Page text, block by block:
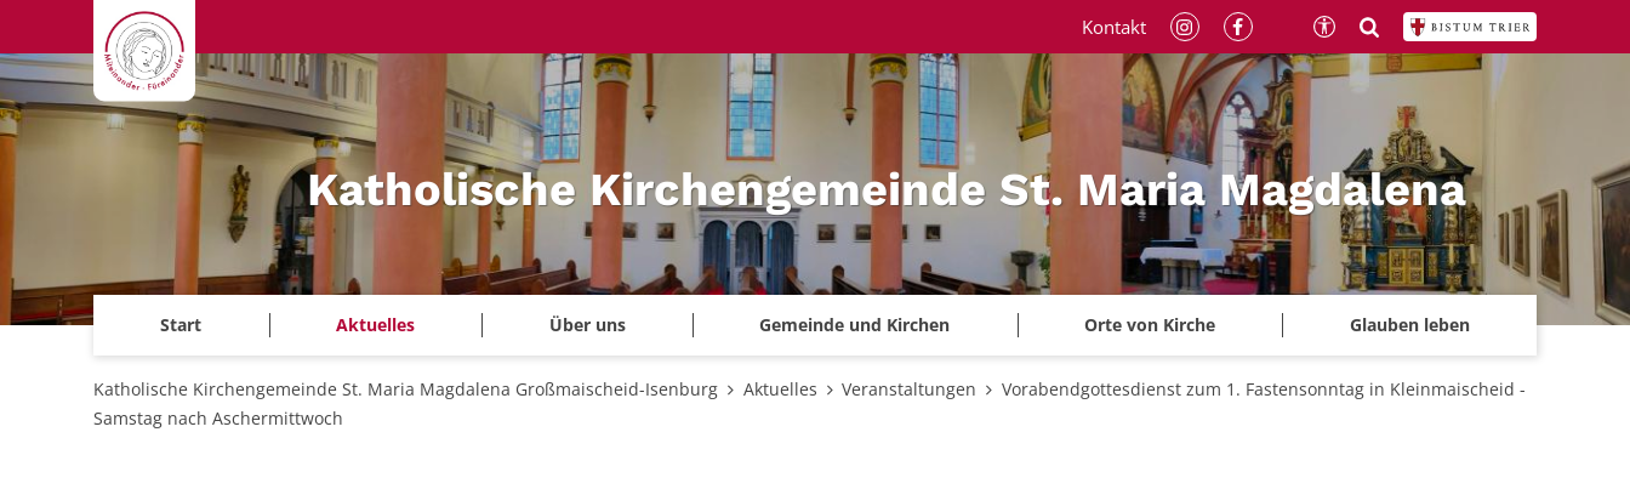
Zum Inhalt springen
Katholische Kirchengemeinde St. Maria Magdalena
Start Aktuelles Über uns Gemeinde und Kirchen Orte von Kirche Glauben leben
Kontakt
Katholische Kirchengemeinde St. Maria Magdalena Großmaischeid-Isenburg Aktuelles Veranstaltungen
Vorabendgottesdienst zum 1. Fastensonntag in Kleinmaischeid -
Samstag nach Aschermittwoch